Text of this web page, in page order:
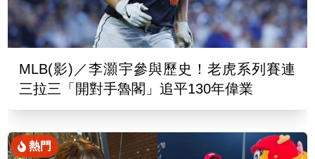
MLB(影)／李灝宇參與歷史！老虎系列賽連
三拉三「開對手魯閣」追平130年偉業
熱門